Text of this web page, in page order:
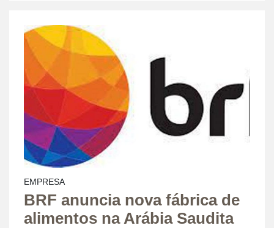
EMPRESA
BRF anuncia nova fábrica de
alimentos na Arábia Saudita